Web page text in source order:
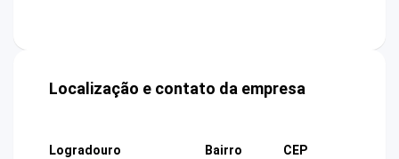
Localização e contato da empresa
Logradouro
Bairro
CEP